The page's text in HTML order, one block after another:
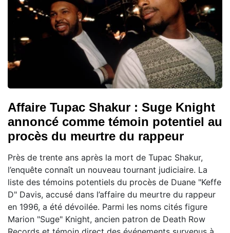
Affaire Tupac Shakur : Suge Knight
annoncé comme témoin potentiel au
procès du meurtre du rappeur
Près de trente ans après la mort de Tupac Shakur,
l’enquête connaît un nouveau tournant judiciaire. La
liste des témoins potentiels du procès de Duane "Keffe
D" Davis, accusé dans l’affaire du meurtre du rappeur
en 1996, a été dévoilée. Parmi les noms cités figure
Marion "Suge" Knight, ancien patron de Death Row